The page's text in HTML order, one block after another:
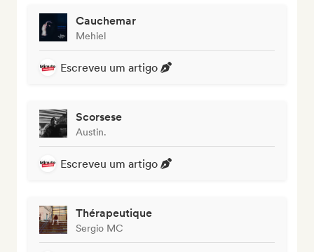
Cauchemar
Mehiel
Escreveu um artigo
Scorsese
Austin.
Escreveu um artigo
Thérapeutique
Sergio MC